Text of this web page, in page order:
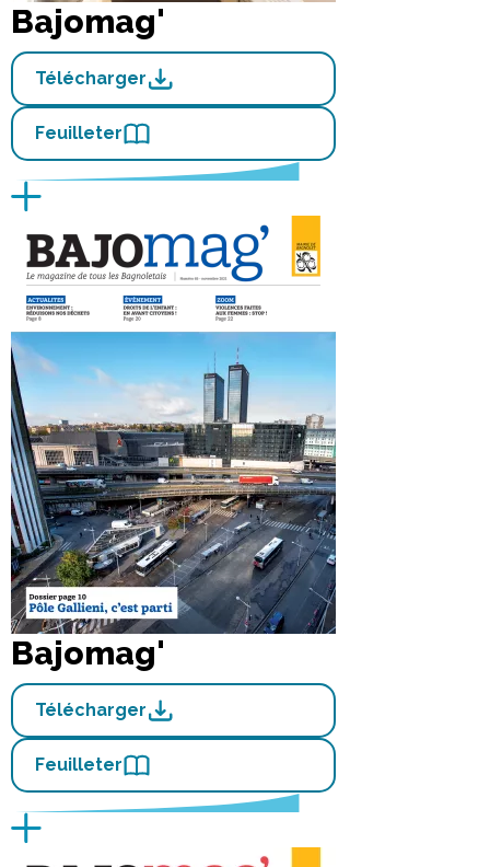
Bajomag'
Télécharger
Feuilleter
Bajomag'
Télécharger
Feuilleter